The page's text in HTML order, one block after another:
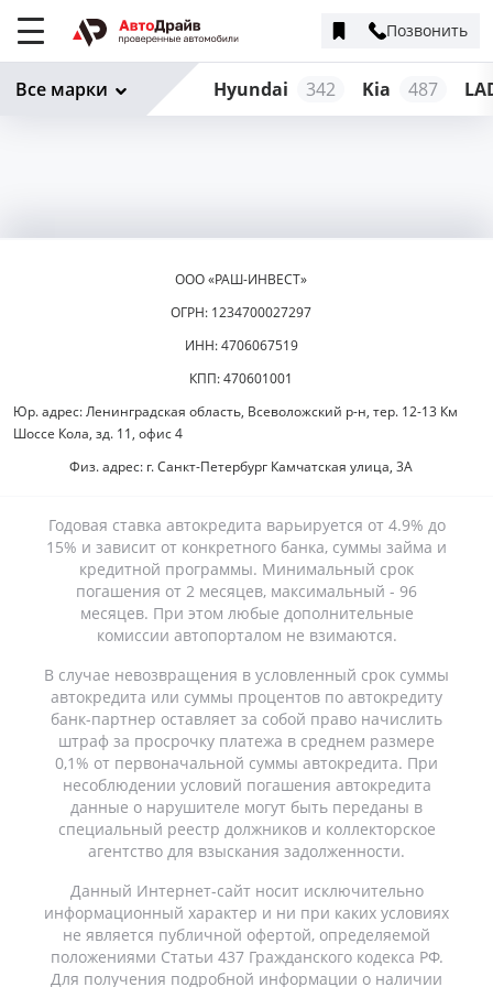
Позвонить
Hyundai 342 Kia 487
Все марки
ООО «РАШ-ИНВЕСТ»
ОГРН: 1234700027297
ИНН: 4706067519
КПП: 470601001
Юр. адрес: Ленинградская область, Всеволожский р-н, тер. 12-13 Км
Шоссе Кола, зд. 11, офис 4
Физ. адрес: г. Санкт-Петербург Камчатская улица, 3А
Годовая ставка автокредита варьируется от 4.9% до
15% и зависит от конкретного банка, суммы займа и
кредитной программы. Минимальный срок
погашения от 2 месяцев, максимальный - 96
месяцев. При этом любые дополнительные
комиссии автопорталом не взимаются.
В случае невозвращения в условленный срок суммы
автокредита или суммы процентов по автокредиту
банк-партнер оставляет за собой право начислить
штраф за просрочку платежа в среднем размере
0,1% от первоначальной суммы автокредита. При
несоблюдении условий погашения автокредита
данные о нарушителе могут быть переданы в
специальный реестр должников и коллекторское
агентство для взыскания задолженности.
Данный Интернет-сайт носит исключительно
информационный характер и ни при каких условиях
не является публичной офертой, определяемой
положениями Статьи 437 Гражданского кодекса РФ.
Для получения подробной информации о наличии